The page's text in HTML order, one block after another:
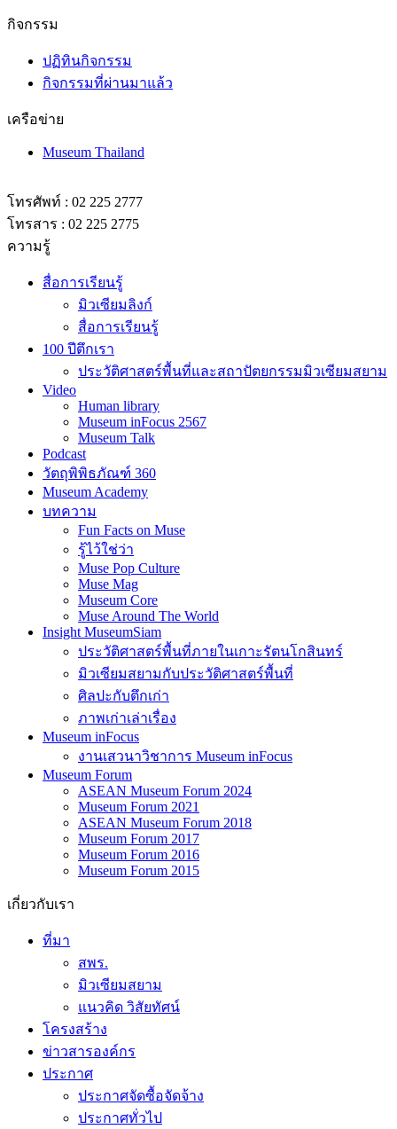
กิจกรรม
ปฏิทินกิจกรรม
กิจกรรมที่ผ่านมาแล้ว
เครือข่าย
Museum Thailand
โทรศัพท์ : 02 225 2777
โทรสาร : 02 225 2775
ความรู้
สื่อการเรียนรู้
มิวเซียมลิงก์
สื่อการเรียนรู้
100 ปีตึกเรา
ประวัติศาสตร์พื้นที่และสถาปัตยกรรมมิวเซียมสยาม
Video
Human library
Museum inFocus 2567
Museum Talk
Podcast
วัตถุพิพิธภัณฑ์ 360
Museum Academy
บทความ
Fun Facts on Muse
รู้ไว้ใช่ว่า
Muse Pop Culture
Muse Mag
Museum Core
Muse Around The World
Insight MuseumSiam
ประวัติศาสตร์พื้นที่ภายในเกาะรัตนโกสินทร์
มิวเซียมสยามกับประวัติศาสตร์พื้นที่
ศิลปะกับตึกเก่า
ภาพเก่าเล่าเรื่อง
Museum inFocus
งานเสวนาวิชาการ Museum inFocus
Museum Forum
ASEAN Museum Forum 2024
Museum Forum 2021
ASEAN Museum Forum 2018
Museum Forum 2017
Museum Forum 2016
Museum Forum 2015
เกี่ยวกับเรา
ที่มา
สพร.
มิวเซียมสยาม
แนวคิด วิสัยทัศน์
โครงสร้าง
ข่าวสารองค์กร
ประกาศ
ประกาศจัดซื้อจัดจ้าง
ประกาศทั่วไป